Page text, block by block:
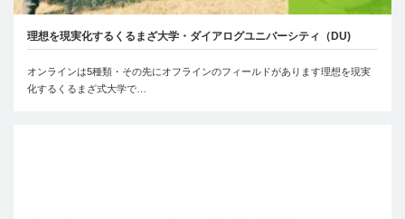
理想を現実化するくるまざ大学・ダイアログユニバーシティ（DU)
オンラインは5種類・その先にオフラインのフィールドがあります理想を現実
化するくるまざ式大学で…